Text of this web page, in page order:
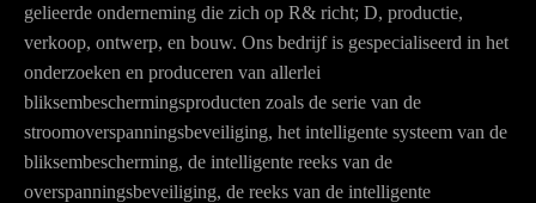
gelieerde onderneming die zich op R& richt; D, productie,
verkoop, ontwerp, en bouw. Ons bedrijf is gespecialiseerd in het
onderzoeken en produceren van allerlei
bliksembeschermingsproducten zoals de serie van de
stroomoverspanningsbeveiliging, het intelligente systeem van de
bliksembescherming, de intelligente reeks van de
overspanningsbeveiliging, de reeks van de intelligente